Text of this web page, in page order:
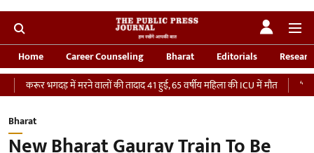
Home Career Counseling Bharat Editorials
में मरने वालों की तादाद 41 हुई, 65 वर्षीय महिला की ICU में मौत
‘भारतीय सेना
Bharat
New Bharat Gaurav Train To Be